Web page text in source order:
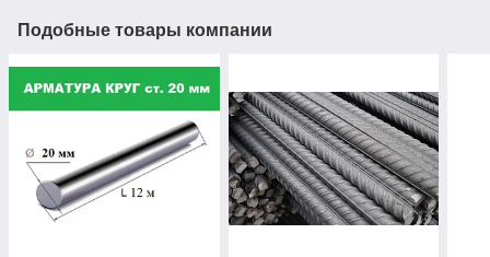
Подобные товары компании